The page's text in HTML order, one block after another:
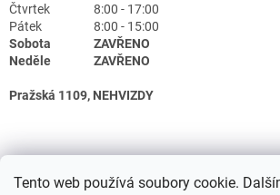
Tento web používá soubory cookie.
Čtvrtek
8:00 - 17:00
Pátek
8:00 - 15:00
Sobota
ZAVŘENO
Neděle
ZAVŘENO
Pražská 1109, NEHVIZDY